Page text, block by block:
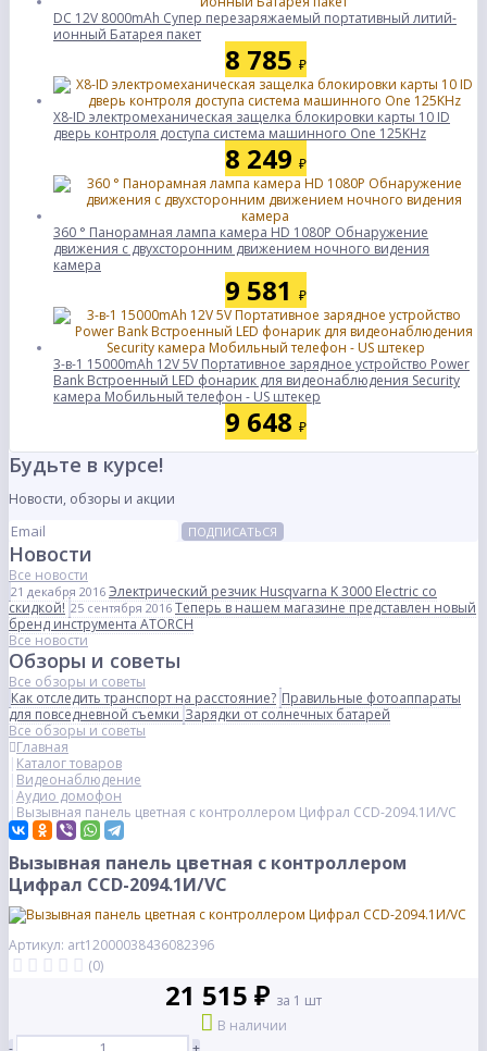
DC 12V 8000mAh Супер перезаряжаемый портативный литий-
ионный Батарея пакет
8 785 ₽
X8-ID электромеханическая защелка блокировки карты 10 ID
дверь контроля доступа система машинного One 125KHz
8 249 ₽
360 ° Панорамная лампа камера HD 1080P Обнаружение
движения с двухсторонним движением ночного видения
камера
9 581 ₽
3-в-1 15000mAh 12V 5V Портативное зарядное устройство Power
Bank Встроенный LED фонарик для видеонаблюдения Security
камера Мобильный телефон - US штекер
9 648 ₽
Будьте в курсе!
Новости, обзоры и акции
ПОДПИСАТЬСЯ
Новости
Все новости
21 декабря 2016 Электрический резчик Husqvarna K 3000 Electric со
скидкой! 25 сентября 2016 Теперь в нашем магазине представлен новый
бренд инструмента ATORCH
Все новости
Обзоры и советы
Все обзоры и советы
Как отследить транспорт на расстояние? Правильные фотоаппараты
для повседневной съемкиЗарядки от солнечных батарей
Все обзоры и советы
Главная
Каталог товаров
Видеонаблюдение
Аудио домофон
Вызывная панель цветная с контроллером Цифрал CCD-2094.1И/VС
Вызывная панель цветная с контроллером
Цифрал CCD-2094.1И/VС
Артикул: art12000038436082396
(0)
21 515 ₽ за 1 шт
В наличии